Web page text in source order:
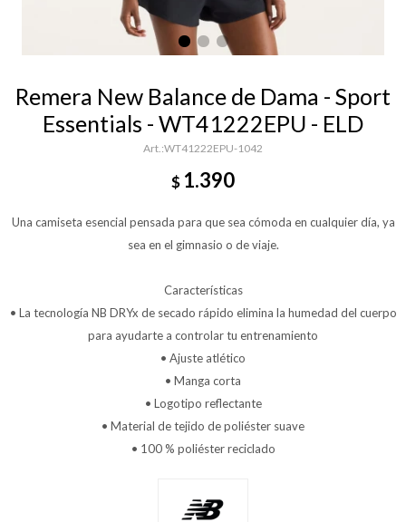
Remera New Balance de Dama - Sport
Essentials - WT41222EPU - ELD
WT41222EPU-1042
$ 1.390
Una camiseta esencial pensada para que sea cómoda en cualquier día, ya
sea en el gimnasio o de viaje.
Características
• La tecnología NB DRYx de secado rápido elimina la humedad del cuerpo
para ayudarte a controlar tu entrenamiento
• Ajuste atlético
• Manga corta
• Logotipo reflectante
• Material de tejido de poliéster suave
• 100 % poliéster reciclado